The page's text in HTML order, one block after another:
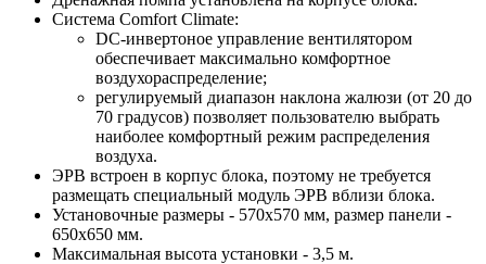
Система Comfort Climate:
DC-инвертоное управление вентилятором
обеспечивает максимально комфортное
воздухораспределение;
регулируемый диапазон наклона жалюзи (от 20 до
70 градусов) позволяет пользователю выбрать
наиболее комфортный режим распределения
воздуха.
ЭРВ встроен в корпус блока, поэтому не требуется
размещать специальный модуль ЭРВ вблизи блока.
Установочные размеры - 570х570 мм, размер панели -
650х650 мм.
Максимальная высота установки - 3,5 м.